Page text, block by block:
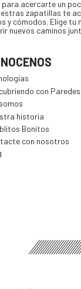
acercarte un
zapatillas te
y cómodos. Elige tu
nuevos caminos
con Paredes
historia
Bonitos
con nosotros